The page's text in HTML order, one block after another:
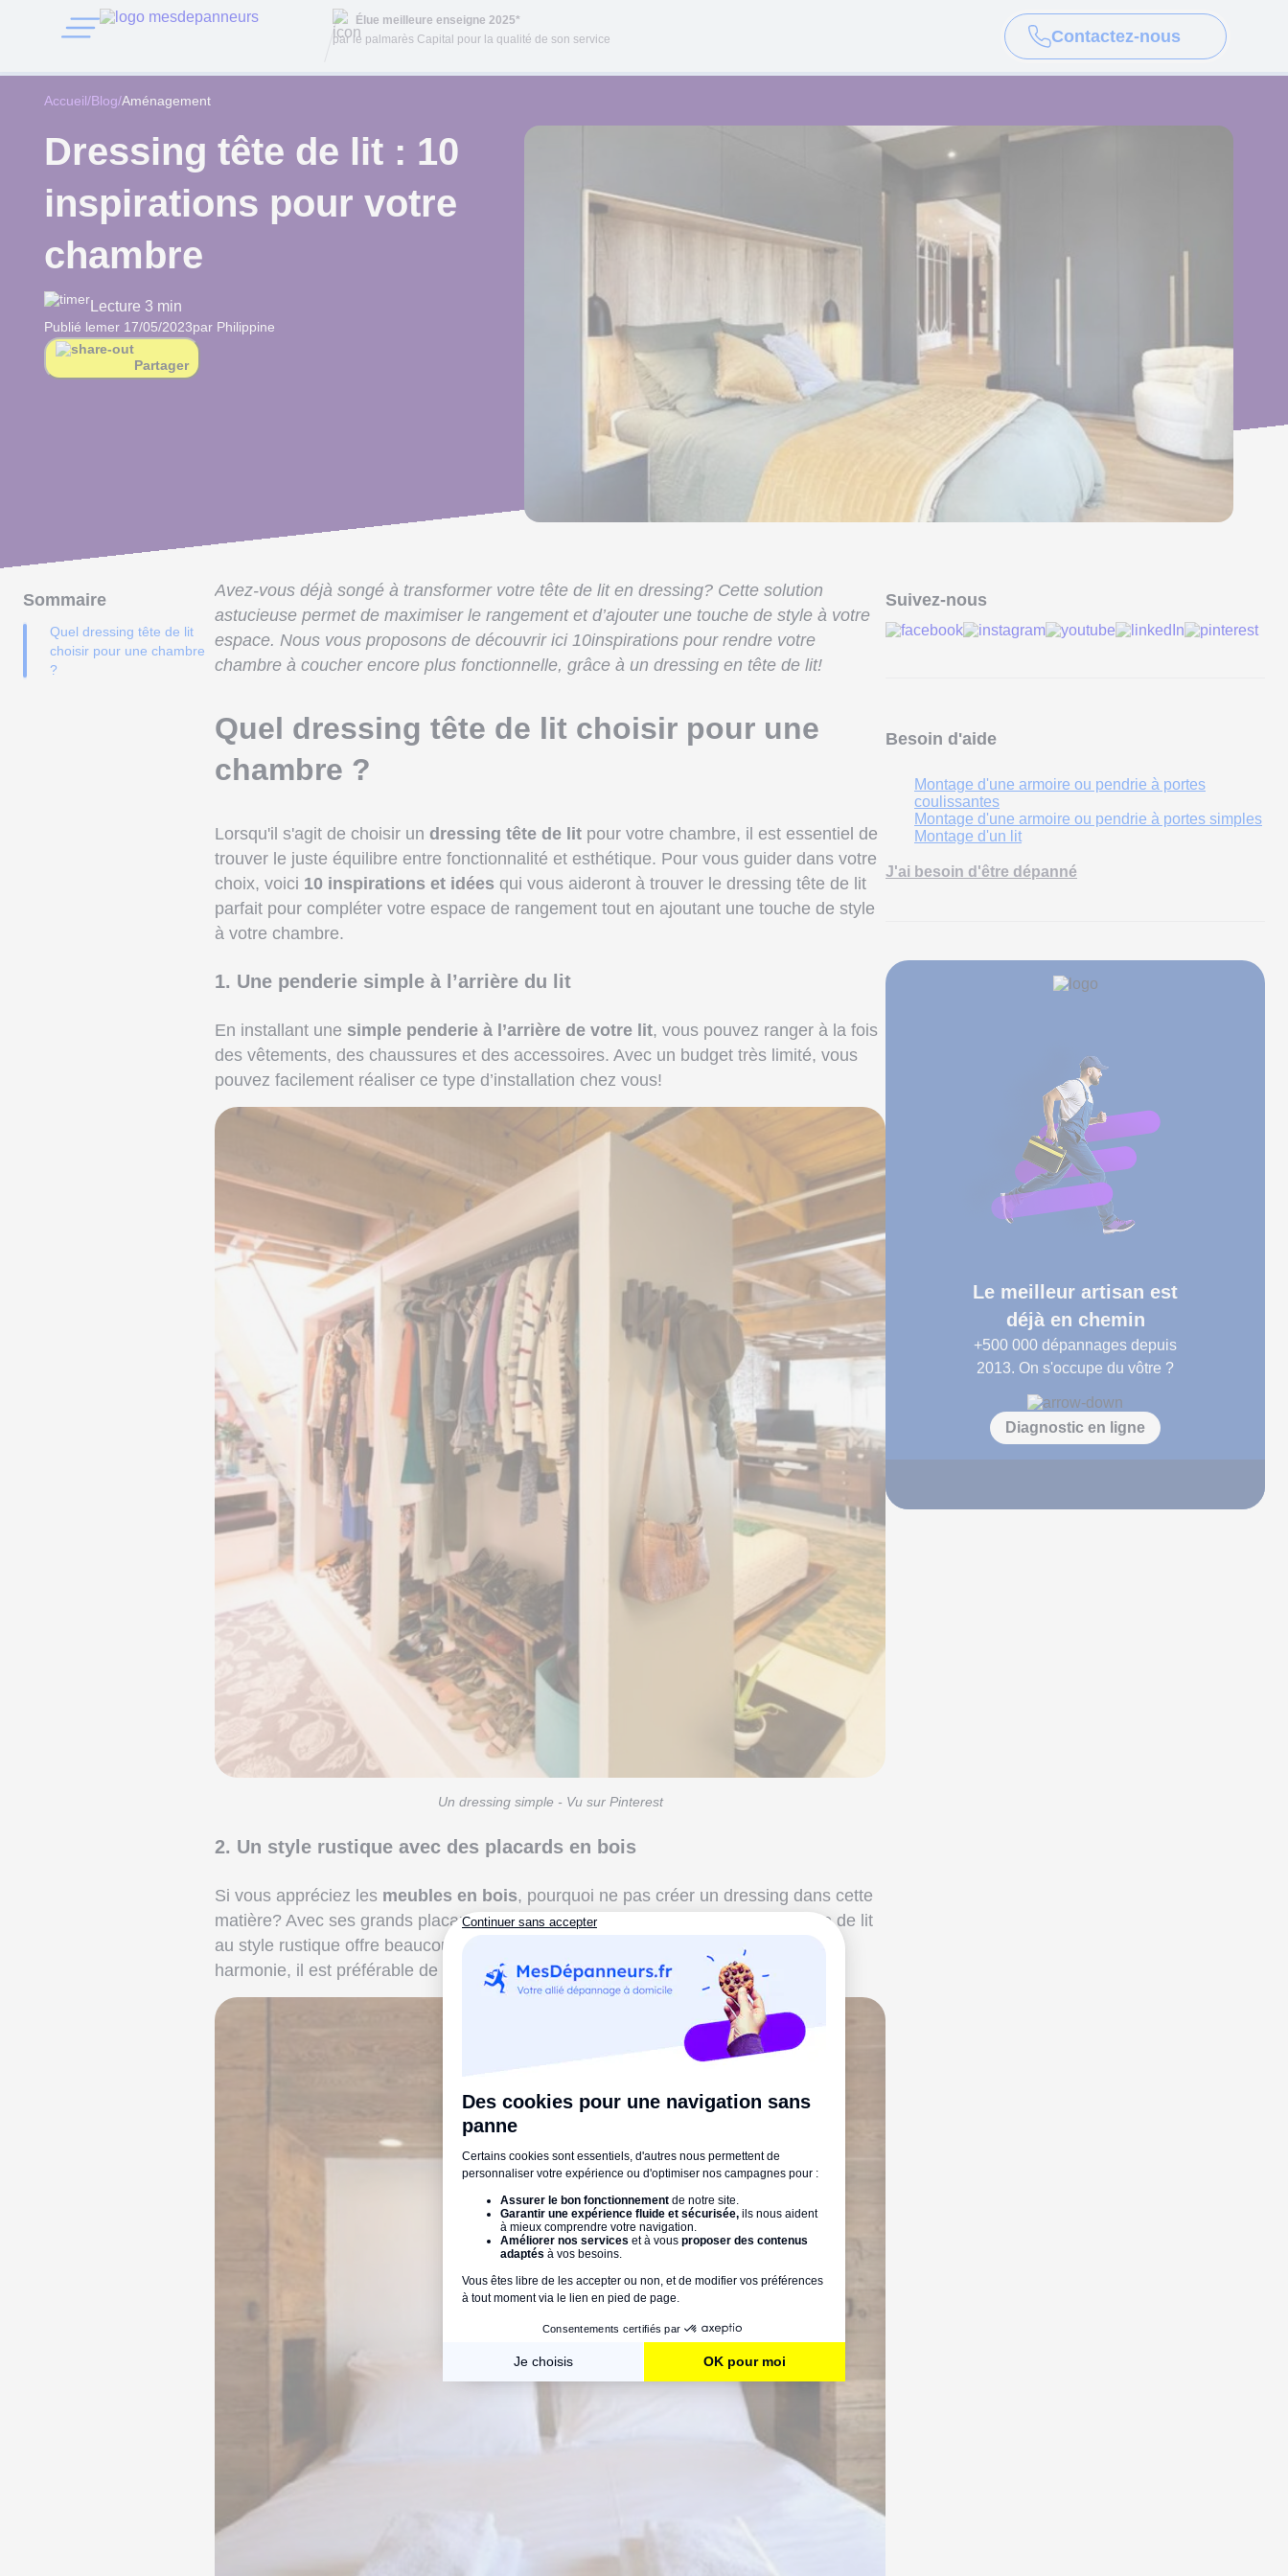
Élue meilleure enseigne 2025*
par le palmarès Capital pour la qualité de son service
Contactez-nous
Accueil/Blog/Aménagement
Dressing tête de lit : 10
inspirations pour votre
chambre
Lecture 3 min
Publié lemer 17/05/2023par Philippine
Partager
Sommaire
Quel dressing tête de lit
choisir pour une chambre
?
Avez-vous déjà songé à transformer votre tête de lit en dressing? Cette solution
astucieuse permet de maximiser le rangement et d’ajouter une touche de style à votre
espace. Nous vous proposons de découvrir ici 10inspirations pour rendre votre
chambre à coucher encore plus fonctionnelle, grâce à un dressing en tête de lit!
Quel dressing tête de lit choisir pour une
chambre ?
Lorsqu'il s'agit de choisir un dressing tête de lit pour votre chambre, il est essentiel de
trouver le juste équilibre entre fonctionnalité et esthétique. Pour vous guider dans votre
choix, voici 10 inspirations et idées qui vous aideront à trouver le dressing tête de lit
parfait pour compléter votre espace de rangement tout en ajoutant une touche de style
à votre chambre.
1. Une penderie simple à l’arrière du lit
En installant une simple penderie à l’arrière de votre lit, vous pouvez ranger à la fois
des vêtements, des chaussures et des accessoires. Avec un budget très limité, vous
pouvez facilement réaliser ce type d’installation chez vous!
Un dressing simple - Vu sur Pinterest
2. Un style rustique avec des placards en bois
Si vous appréciez les meubles en bois, pourquoi ne pas créer un dressing dans cette
matière? Avec ses grands placards sur les côtés et sur le dessus du lit, cette tête de lit
au style rustique offre beaucoup de possibilités de rangements. Pour une belle
harmonie, il est préférable de l’accompagner d’un linge de lit aux couleurs unies.
Suivez-nous
Besoin d'aide
Montage d'une armoire ou pendrie à portes
coulissantes
Montage d'une armoire ou pendrie à portes simples
Montage d'un lit
J'ai besoin d'être dépanné
Le meilleur artisan est
déjà en chemin
+500 000 dépannages depuis
2013. On s'occupe du vôtre ?
Diagnostic en ligne